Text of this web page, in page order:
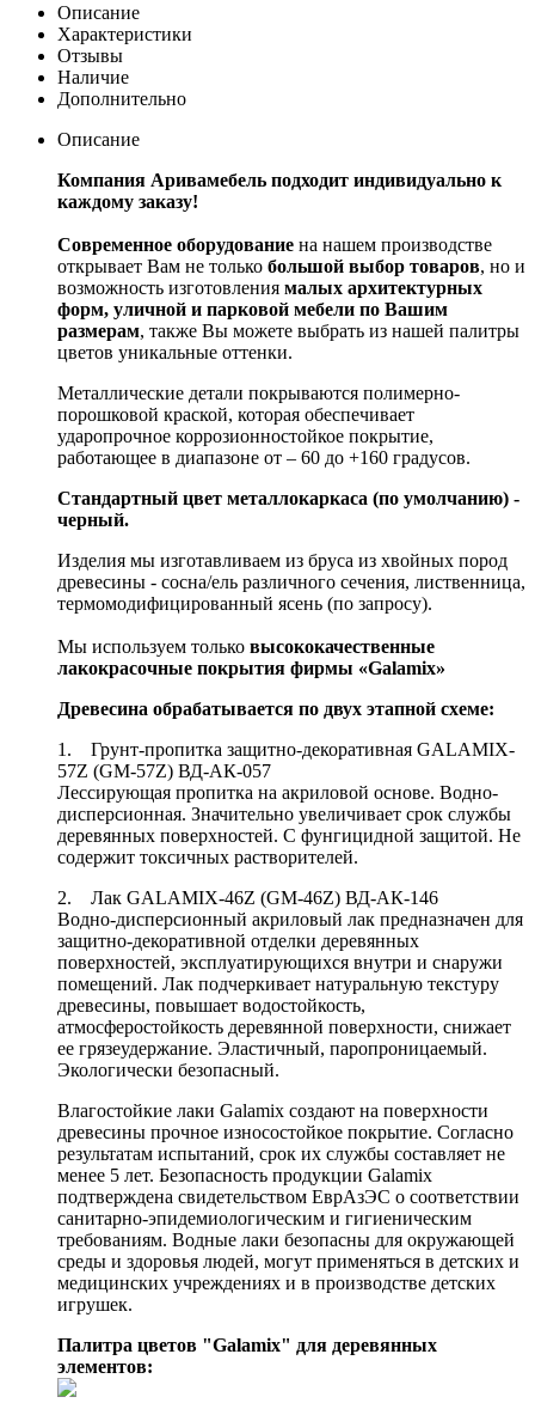
Описание
Характеристики
Отзывы
Наличие
Дополнительно
Описание
Компания Аривамебель подходит индивидуально к
каждому заказу!
Современное оборудование на нашем производстве
открывает Вам не только большой выбор товаров, но и
возможность изготовления малых архитектурных
форм, уличной и парковой мебели по Вашим
размерам, также Вы можете выбрать из нашей палитры
цветов уникальные оттенки.
Металлические детали покрываются полимерно-
порошковой краской, которая обеспечивает
ударопрочное коррозионностойкое покрытие,
работающее в диапазоне от – 60 до +160 градусов.
Стандартный цвет металлокаркаса (по умолчанию) -
черный.
Изделия мы изготавливаем из бруса из хвойных пород
древесины - сосна/ель различного сечения, лиственница,
термомодифицированный ясень (по запросу).
Мы используем только высококачественные
лакокрасочные покрытия фирмы «Galamix»
Древесина обрабатывается по двух этапной схеме:
1. Грунт-пропитка защитно-декоративная GALAMIX-
57Z (GM-57Z) ВД-АК-057
Лессирующая пропитка на акриловой основе. Водно-
дисперсионная. Значительно увеличивает срок службы
деревянных поверхностей. С фунгицидной защитой. Не
содержит токсичных растворителей.
2. Лак GALAMIX-46Z (GM-46Z) ВД-АК-146
Водно-дисперсионный акриловый лак предназначен для
защитно-декоративной отделки деревянных
поверхностей, эксплуатирующихся внутри и снаружи
помещений. Лак подчеркивает натуральную текстуру
древесины, повышает водостойкость,
атмосферостойкость деревянной поверхности, снижает
ее грязеудержание. Эластичный, паропроницаемый.
Экологически безопасный.
Влагостойкие лаки Galamix создают на поверхности
древесины прочное износостойкое покрытие. Согласно
результатам испытаний, срок их службы составляет не
менее 5 лет. Безопасность продукции Galamix
подтверждена свидетельством ЕврАзЭС о соответствии
санитарно-эпидемиологическим и гигиеническим
требованиям. Водные лаки безопасны для окружающей
среды и здоровья людей, могут применяться в детских и
медицинских учреждениях и в производстве детских
игрушек.
Палитра цветов "Galamix" для деревянных
элементов: